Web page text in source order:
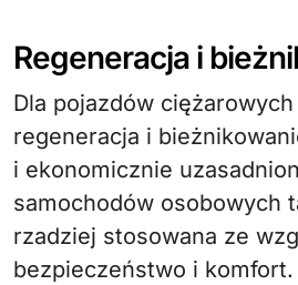
Regeneracja i
Dla pojazdów
regeneracja i
i ekonomicznie
samochodów osobowych
rzadziej stosowana ze
bezpieczeństwo i